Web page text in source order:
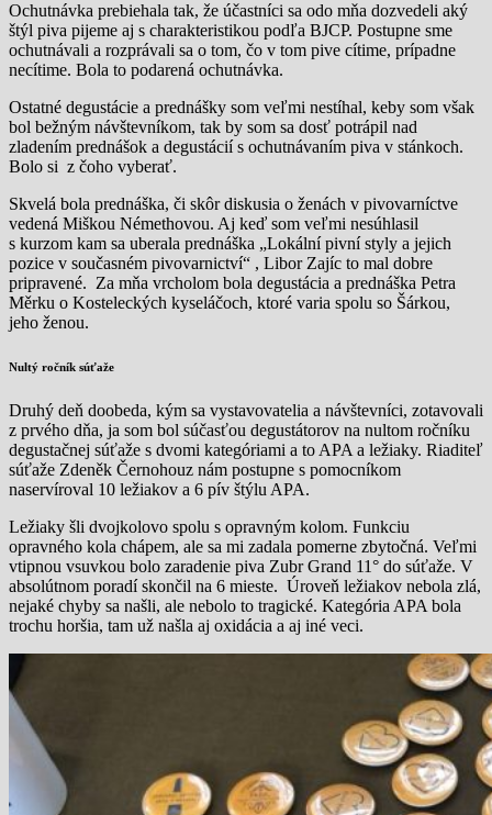
Ochutnávka prebiehala tak, že účastníci sa odo mňa dozvedeli aký
štýl piva pijeme aj s charakteristikou podľa BJCP. Postupne sme
ochutnávali a rozprávali sa o tom, čo v tom pive cítime, prípadne
necítime. Bola to podarená ochutnávka.
Ostatné degustácie a prednášky som veľmi nestíhal, keby som však
bol bežným návštevníkom, tak by som sa dosť potrápil nad
zladením prednášok a degustácií s ochutnávaním piva v stánkoch.
Bolo si z čoho vyberať.
Skvelá bola prednáška, či skôr diskusia o ženách v pivovarníctve
vedená Miškou Némethovou. Aj keď som veľmi nesúhlasil
s kurzom kam sa uberala prednáška „Lokální pivní styly a jejich
pozice v současném pivovarnictví“ , Libor Zajíc to mal dobre
pripravené. Za mňa vrcholom bola degustácia a prednáška Petra
Měrku o Kosteleckých kyseláčoch, ktoré varia spolu so Šárkou,
jeho ženou.
Nultý ročník súťaže
Druhý deň doobeda, kým sa vystavovatelia a návštevníci, zotavovali
z prvého dňa, ja som bol súčasťou degustátorov na nultom ročníku
degustačnej súťaže s dvomi kategóriami a to APA a ležiaky. Riaditeľ
súťaže Zdeněk Černohouz nám postupne s pomocníkom
naservíroval 10 ležiakov a 6 pív štýlu APA.
Ležiaky šli dvojkolovo spolu s opravným kolom. Funkciu
opravného kola chápem, ale sa mi zadala pomerne zbytočná. Veľmi
vtipnou vsuvkou bolo zaradenie piva Zubr Grand 11° do súťaže. V
absolútnom poradí skončil na 6 mieste. Úroveň ležiakov nebola zlá,
nejaké chyby sa našli, ale nebolo to tragické. Kategória APA bola
trochu horšia, tam už našla aj oxidácia a aj iné veci.